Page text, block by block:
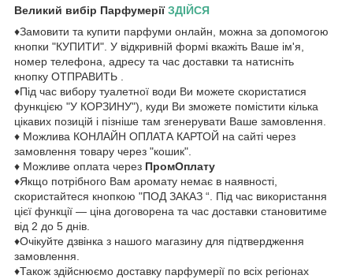
Великий вибір ПарфумеріїЗДІЙСЯ
♦Замовити та купити парфуми онлайн, можна за допомогою
кнопки "КУПИТИ". У відкривній формі вкажіть Ваше ім'я,
номер телефона, адресу та час доставки та натисніть
кнопку ОТПРАВИТЬ .
♦Під час вибору туалетної води Ви можете скористатися
функцією "У КОРЗИНУ"), куди Ви зможете помістити кілька
цікавих позицій і пізніше там згенерувати Ваше замовлення.
♦ Можлива КОНЛАЙН ОПЛАТА КАРТОЙ на сайті через
замовлення товару через "кошик".
♦ Можливе оплата через ПромОплату
♦Якщо потрібного Вам аромату немає в наявності,
скористайтеся кнопкою "ПОД ЗАКАЗ “. Під час використання
цієї функції — ціна договорена та час доставки становитиме
від 2 до 5 днів.
♦Очікуйте дзвінка з нашого магазину для підтвердження
замовлення.
♦Також здійснюємо доставку парфумерії по всіх регіонах